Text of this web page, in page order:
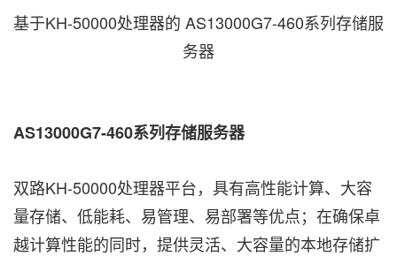
基于KH-50000处理器的 AS13000G7-460系列存储服
务器
AS13000G7-460系列存储服务器
双路KH-50000处理器平台，具有高性能计算、大容
量存储、低能耗、易管理、易部署等优点；在确保卓
越计算性能的同时，提供灵活、大容量的本地存储扩